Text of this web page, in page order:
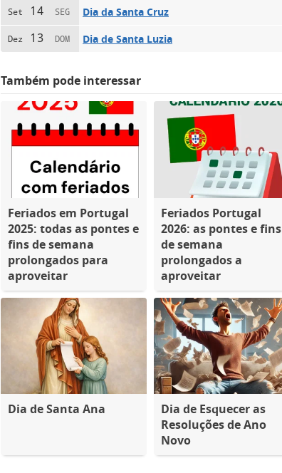
Set 14 SEG Dia da Santa Cruz
Dez 13 DOM Dia de Santa Luzia
Também pode interessar
Feriados em Portugal
2025: todas as pontes e
fins de semana
prolongados para
aproveitar
Feriados Portugal
2026: as pontes e fins
de semana
prolongados a
aproveitar
Dia de Santa Ana
Dia de Esquecer as
Resoluções de Ano
Novo